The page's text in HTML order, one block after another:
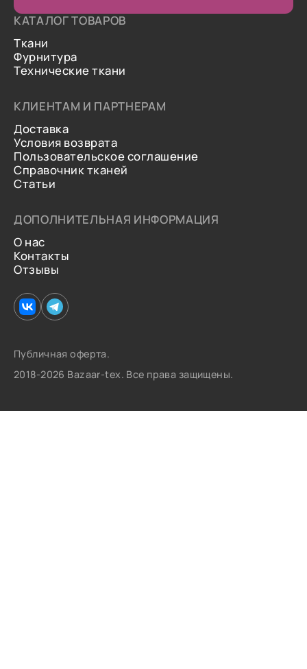
КАТАЛОГ ТОВАРОВ
Ткани
Фурнитура
Технические ткани
КЛИЕНТАМ И ПАРТНЕРАМ
Доставка
Условия возврата
Пользовательское соглашение
Справочник тканей
Статьи
ДОПОЛНИТЕЛЬНАЯ ИНФОРМАЦИЯ
О нас
Контакты
Отзывы
Публичная оферта.
2018-2026 Bazaar-tex. Все права защищены.